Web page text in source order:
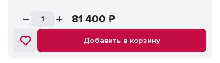
81 400 ₽
Добавить в корзину